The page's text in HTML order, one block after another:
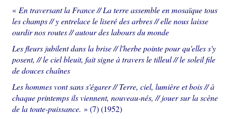
« En traversant la France // La terre assemble en mosaïque tous
les champs // y entrelace le liseré des arbres // elle nous laisse
ourdir nos routes // autour des labours du monde
Les fleurs jubilent dans la brise // l'herbe pointe pour qu'elles s'y
posent, // le ciel bleuit, fait signe à travers le tilleul // le soleil file
de douces chaînes
Les hommes vont sans s'égarer // Terre, ciel, lumière et bois // à
chaque printemps ils viennent, nouveau-nés, // jouer sur la scène
de la toute-puissance.» (7) (1952)